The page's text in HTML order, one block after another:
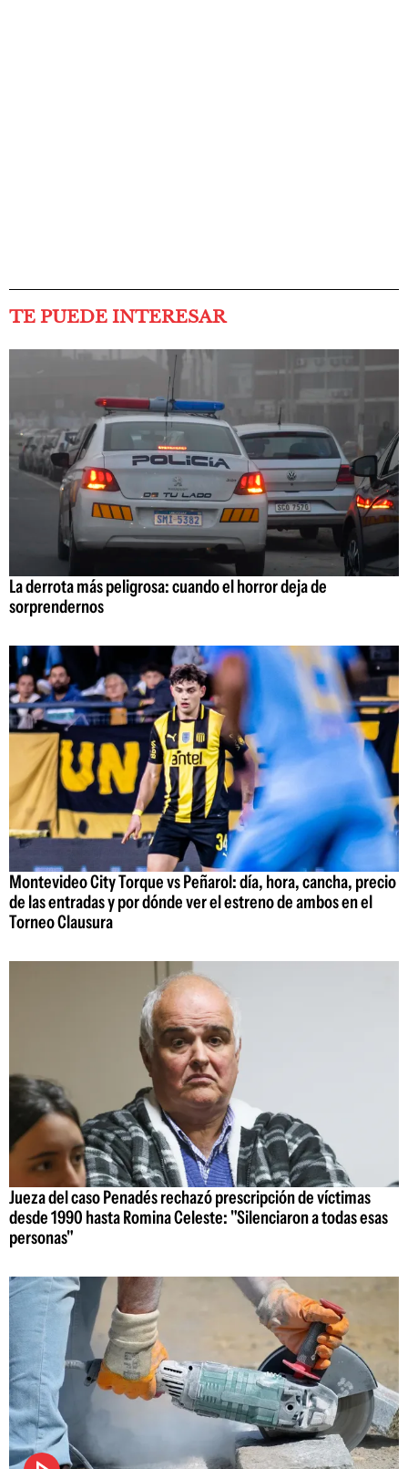
TE PUEDE INTERESAR
La derrota más peligrosa: cuando el horror deja de
sorprendernos
Montevideo City Torque vs Peñarol: día, hora, cancha, precio
de las entradas y por dónde ver el estreno de ambos en el
Torneo Clausura
Jueza del caso Penadés rechazó prescripción de víctimas
desde 1990 hasta Romina Celeste: "Silenciaron a todas esas
personas"